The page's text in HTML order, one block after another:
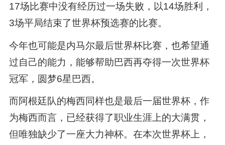
17场比赛中没有经历过一场失败，以14场胜利，
3场平局结束了世界杯预选赛的比赛。
今年也可能是内马尔最后世界杯比赛，也希望通
过自己的能力，能够帮助巴西再夺得一次世界杯
冠军，圆梦6星巴西。
而阿根廷队的梅西同样也是最后一届世界杯，作
为梅西而言，已经获得了职业生涯上的大满贯，
但唯独缺少了一座大力神杯。在本次世界杯上，